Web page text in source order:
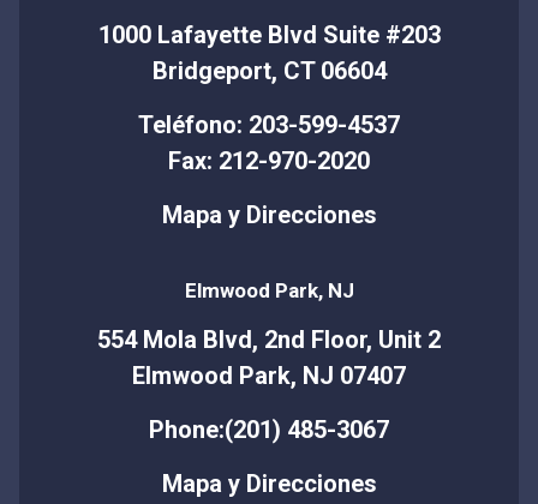
1000 Lafayette Blvd Suite #203
Bridgeport, CT 06604
Teléfono: 203-599-4537
Fax: 212-970-2020
Mapa y Direcciones
Elmwood Park, NJ
554 Mola Blvd, 2nd Floor, Unit 2
Elmwood Park, NJ 07407
Phone:(201) 485-3067
Mapa y Direcciones